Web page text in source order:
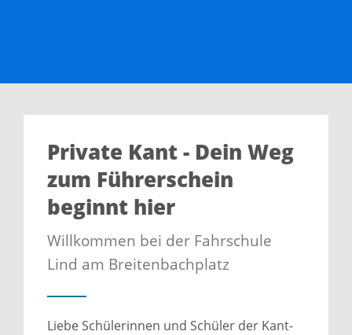
Private Kant - Dein Weg
zum Führerschein
beginnt hier
Willkommen bei der Fahrschule
Lind am Breitenbachplatz
Liebe Schülerinnen und Schüler der Kant-